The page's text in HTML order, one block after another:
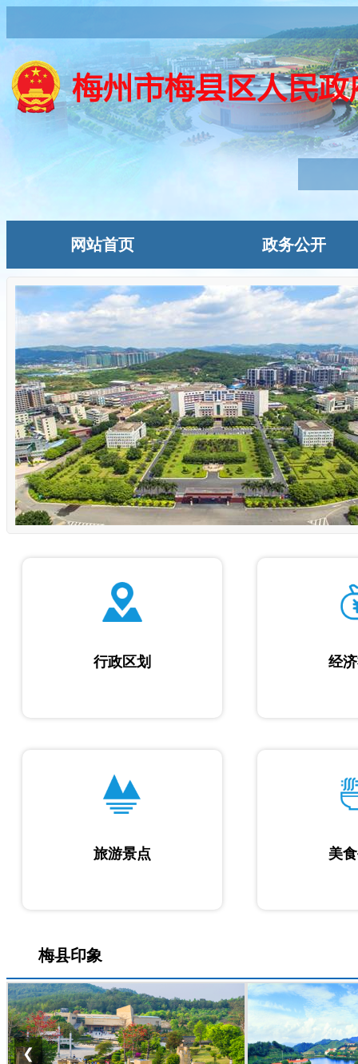
网站首页 政务公开
行政区划 经
旅游景点 美
梅县印象
❮